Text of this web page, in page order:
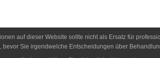
auf dieser Website sollte nicht als Ersatz für
Sie irgendwelche Entscheidungen über